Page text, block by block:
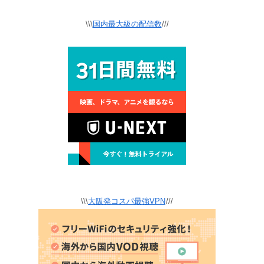
\\\国内最大級の配信数///
\\\大阪発コスパ最強VPN///